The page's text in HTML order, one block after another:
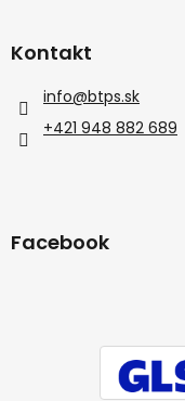
Kontakt
info@btps.sk
+421 948 882 689
Facebook